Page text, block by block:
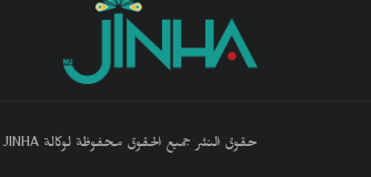
حقوق النشر جميع الحقوق محفوظة لوكالة JINHA